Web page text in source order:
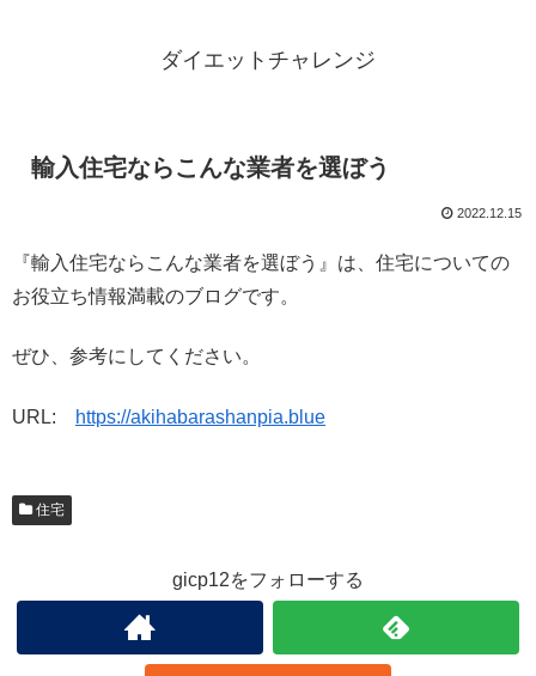
ダイエットチャレンジ
輸入住宅ならこんな業者を選ぼう
2022.12.15
『輸入住宅ならこんな業者を選ぼう』は、住宅についての
お役立ち情報満載のブログです。
ぜひ、参考にしてください。
URL: https://akihabarashanpia.blue
住宅
gicp12をフォローする